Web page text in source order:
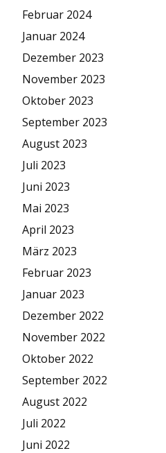
Februar 2024
Januar 2024
Dezember 2023
November 2023
Oktober 2023
September 2023
August 2023
Juli 2023
Juni 2023
Mai 2023
April 2023
März 2023
Februar 2023
Januar 2023
Dezember 2022
November 2022
Oktober 2022
September 2022
August 2022
Juli 2022
Juni 2022